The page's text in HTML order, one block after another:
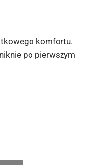
komfortu.
po pierwszym